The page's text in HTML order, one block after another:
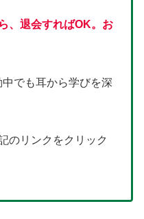
、退会すればOK。お
でも耳から学びを深
のリンクをクリック